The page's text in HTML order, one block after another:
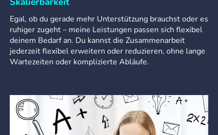
Egal, ob du gerade mehr Unterstützung brauchst oder es
ruhiger zugeht – meine Leistungen passen sich flexibel
deinem Bedarf an. Du kannst die Zusammenarbeit
jederzeit flexibel erweitern oder reduzieren, ohne lange
Wartezeiten oder komplizierte Abläufe.